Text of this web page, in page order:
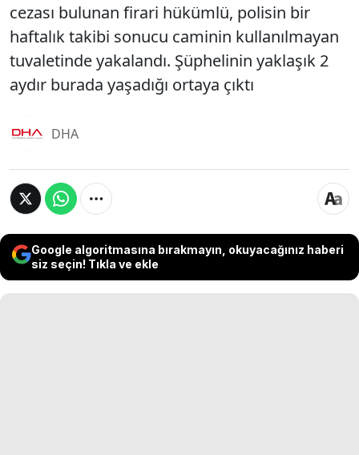
cezası bulunan firari hükümlü, polisin bir
haftalık takibi sonucu caminin kullanılmayan
tuvaletinde yakalandı. Şüphelinin yaklaşık 2
aydır burada yaşadığı ortaya çıktı
DHA
Google algoritmasına bırakmayın, okuyacağınız haberi
siz seçin! Tıkla ve ekle